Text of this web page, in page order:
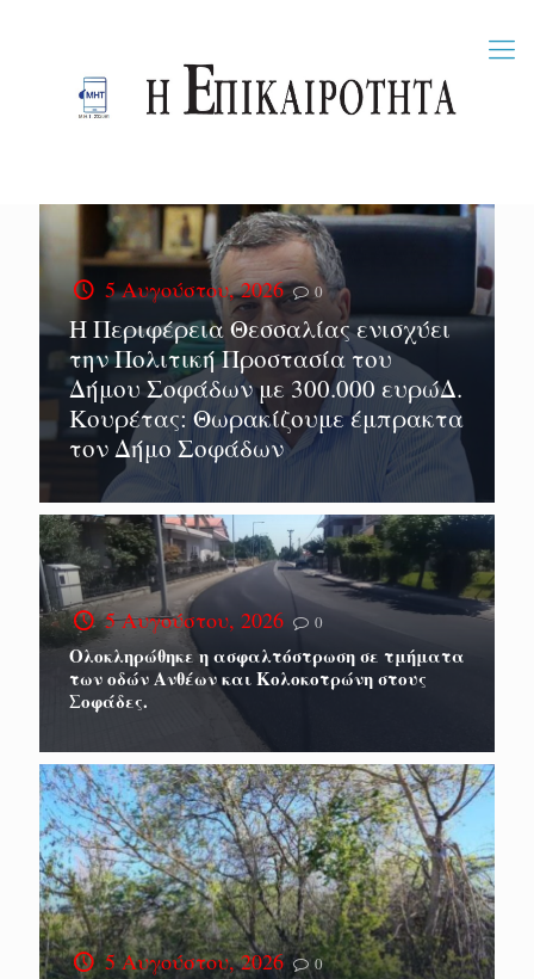
5 Αυγούστου, 2026 0
Η Περιφέρεια Θεσσαλίας ενισχύει
την Πολιτική Προστασία του
Δήμου Σοφάδων με 300.000 ευρώΔ.
Κουρέτας: Θωρακίζουμε έμπρακτα
τον Δήμο Σοφάδων
5 Αυγούστου, 2026 0
Ολοκληρώθηκε η ασφαλτόστρωση σε τμήματα
των οδών Ανθέων και Κολοκοτρώνη στους
Σοφάδες.
5 Αυγούστου, 2026 0